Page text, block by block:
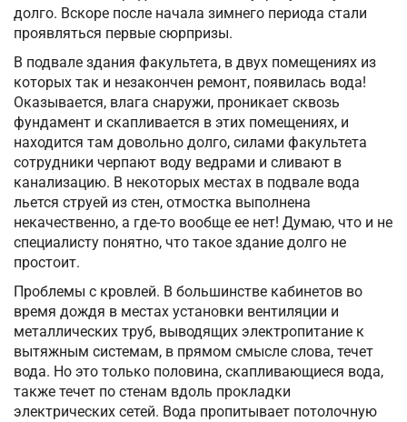
долго. Вскоре после начала зимнего периода стали
проявляться первые сюрпризы.
В подвале здания факультета, в двух помещениях из
которых так и незакончен ремонт, появилась вода!
Оказывается, влага снаружи, проникает сквозь
фундамент и скапливается в этих помещениях, и
находится там довольно долго, силами факультета
сотрудники черпают воду ведрами и сливают в
канализацию. В некоторых местах в подвале вода
льется струей из стен, отмостка выполнена
некачественно, а где-то вообще ее нет! Думаю, что и не
специалисту понятно, что такое здание долго не
простоит.
Проблемы с кровлей. В большинстве кабинетов во
время дождя в местах установки вентиляции и
металлических труб, выводящих электропитание к
вытяжным системам, в прямом смысле слова, течет
вода. Но это только половина, скапливающиеся вода,
также течет по стенам вдоль прокладки
электрических сетей. Вода пропитывает потолочную